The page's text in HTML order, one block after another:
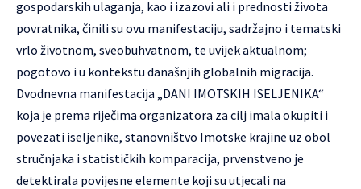
gospodarskih ulaganja, kao i izazovi ali i prednosti života
povratnika, činili su ovu manifestaciju, sadržajno i tematski
vrlo životnom, sveobuhvatnom, te uvijek aktualnom;
pogotovo i u kontekstu današnjih globalnih migracija.
Dvodnevna manifestacija „DANI IMOTSKIH ISELJENIKA“
koja je prema riječima organizatora za cilj imala okupiti i
povezati iseljenike, stanovništvo Imotske krajine uz obol
stručnjaka i statističkih komparacija, prvenstveno je
detektirala povijesne elemente koji su utjecali na